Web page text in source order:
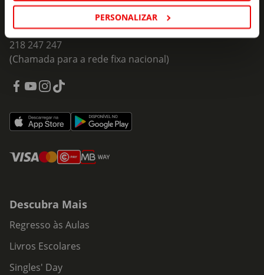
PERSONALIZAR
Fale Connosco
Formulário de Contacto
218 247 247
(Chamada para a rede fixa nacional)
Descubra Mais
Regresso às Aulas
Livros Escolares
Singles' Day